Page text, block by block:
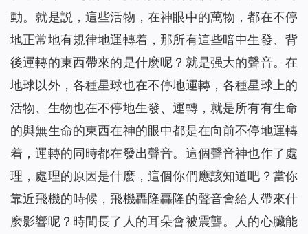
動。就是説，這些活物，在神眼中的萬物，都在不停
地正常地有規律地運轉着，那所有這些暗中生發、背
後運轉的東西帶來的是什麽呢？就是强大的聲音。在
地球以外，各種星球也在不停地運轉，各種星球上的
活物、生物也在不停地生發、運轉，就是所有有生命
的與無生命的東西在神的眼中都是在向前不停地運轉
着，運轉的同時都在發出聲音。這個聲音神也作了處
理，處理的原因是什麽，這個你們應該知道吧？當你
靠近飛機的時候，飛機轟隆轟隆的聲音會給人帶來什
麽影響呢？時間長了人的耳朵會被震聾。人的心臟能